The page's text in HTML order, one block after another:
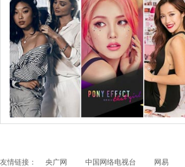
跟随电影去旅行：布拉格 在这里邂逅特工、寻找浪漫
友情链接： 央广网 中国网络电视台 网易